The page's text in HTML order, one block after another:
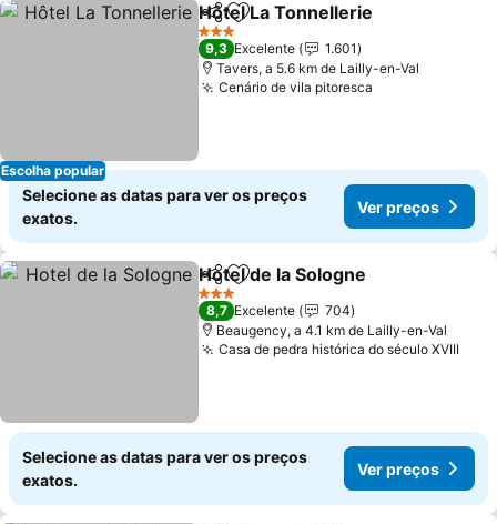
Escolha popular
PartilharAdicionar aos favoritos
Hôtel La Tonnellerie
3 Estrelas
9,3 Excelente
1.601
Tavers, a 5.6 km de Lailly-en-Val
Cenário de vila pitoresca
Selecione as datas para ver os preços
exatos.
Ver preços
PartilharAdicionar aos favoritos
Hotel de la Sologne
3 Estrelas
8,7 Excelente
704
Beaugency, a 4.1 km de Lailly-en-Val
Casa de pedra histórica do século XVIII
Selecione as datas para ver os preços
exatos.
Ver preços